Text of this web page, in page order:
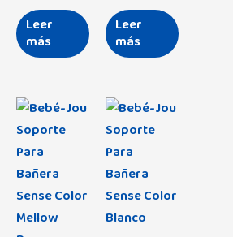
Leer
más
Leer
más